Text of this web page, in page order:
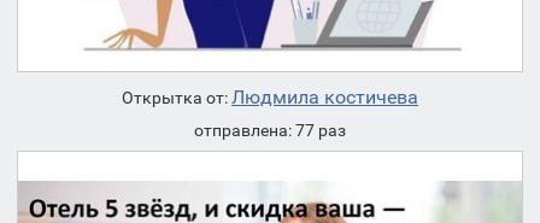
Открытка от:Людмила костичева
отправлена: 77 раз